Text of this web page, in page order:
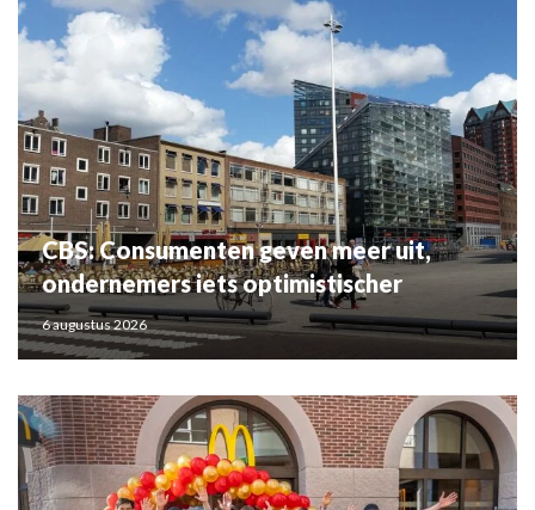
CBS: Consumenten geven meer uit,
ondernemers iets optimistischer
6 augustus 2026